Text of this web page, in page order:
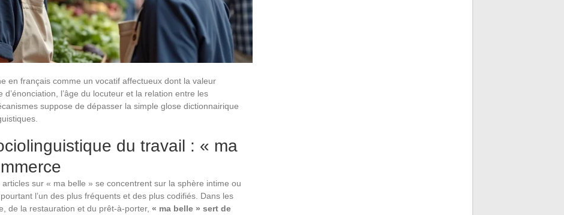
en français comme un vocatif affectueux dont la valeur
l’âge du locuteur et la relation entre les
suppose de dépasser la simple glose dictionnairique
du travail : « ma
sur « ma belle » se concentrent sur la sphère intime ou
l’un des plus fréquents et des plus codifiés. Dans les
de la restauration et du prêt-à-porter, « ma belle » sert de